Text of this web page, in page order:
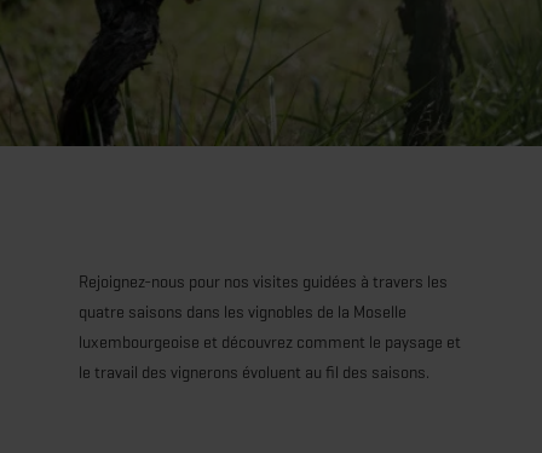
Rejoignez-nous pour nos visites guidées à travers les
quatre saisons dans les vignobles de la Moselle
luxembourgeoise et découvrez comment le paysage et
le travail des vignerons évoluent au fil des saisons.